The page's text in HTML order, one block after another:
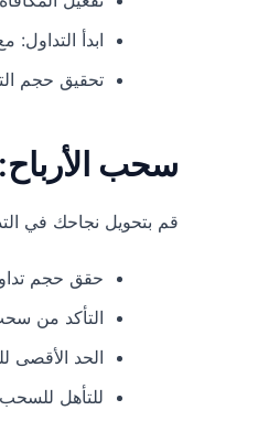
ابدأ التداول:
تحقيق حجم
سحب
قم بتحويل نجاحك في
حقق حجم تداول قدره 2 لوت خلال أول 7
التأكد من
الحد الأقصى
للتأهل للسحب، قم بإيداع حد